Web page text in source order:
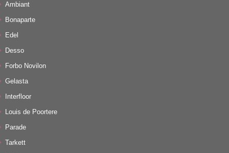
Ambiant
Bonaparte
Edel
Desso
Forbo Novilon
Gelasta
Interfloor
Louis de Poortere
Parade
Tarkett